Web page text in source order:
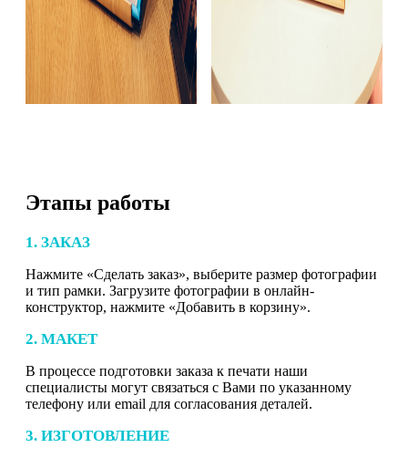
Этапы работы
1. ЗАКАЗ
Нажмите «Сделать заказ», выберите размер фотографии
и тип рамки. Загрузите фотографии в онлайн-
конструктор, нажмите «Добавить в корзину».
2. МАКЕТ
В процессе подготовки заказа к печати наши
специалисты могут связаться с Вами по указанному
телефону или email для согласования деталей.
3. ИЗГОТОВЛЕНИЕ